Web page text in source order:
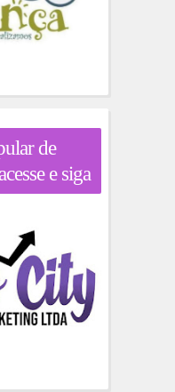
de
e siga